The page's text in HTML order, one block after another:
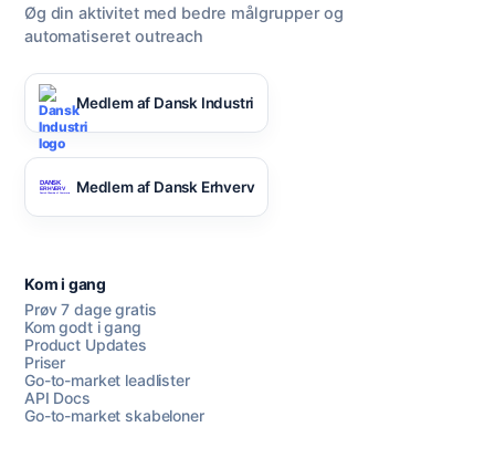
Øg din aktivitet med bedre målgrupper og
automatiseret outreach
Medlem af Dansk Industri
Medlem af Dansk Erhverv
Kom i gang
Prøv 7 dage gratis
Kom godt i gang
Product Updates
Priser
Go-to-market leadlister
API Docs
Go-to-market skabeloner